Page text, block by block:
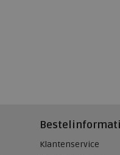
Klantenservice